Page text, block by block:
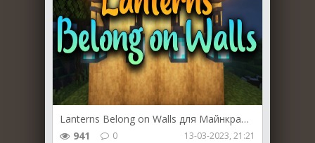
Lanterns Belong on Walls для Майнкрафт [1.19.3, 1.19.2, 1.19.1]
941
0 13-03-2023, 21:21